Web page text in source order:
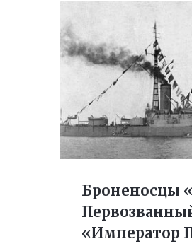
Броненосцы
«Император